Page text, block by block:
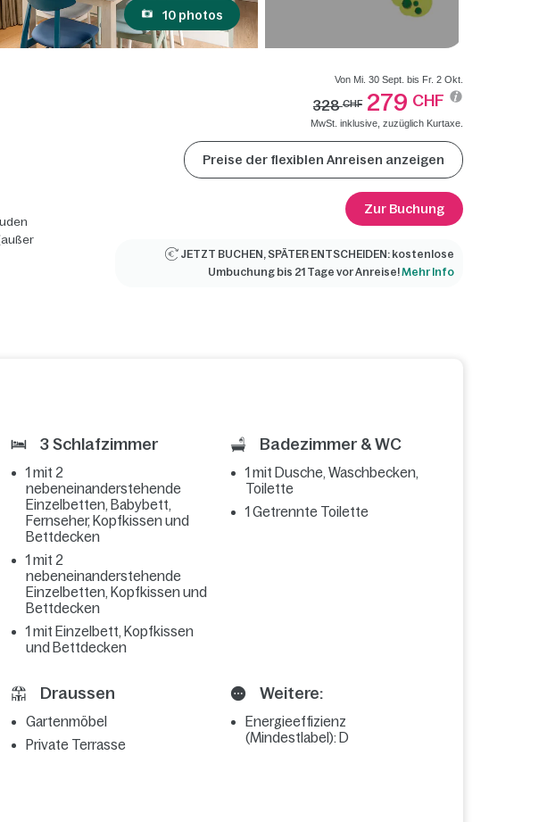
10 photos
Von Mi. 30 Sept. bis Fr. 2 Okt.
328CHF 279 CHF
MwSt. inklusive, zuzüglich Kurtaxe.
Preise der flexiblen Anreisen anzeigen
Zur Buchung
JETZT BUCHEN, SPÄTER ENTSCHEIDEN: kostenlose
Umbuchung bis 21 Tage vor Anreise!Mehr Info
3 Schlafzimmer
1 mit 2
nebeneinanderstehende
Einzelbetten, Babybett,
Fernseher, Kopfkissen und
Bettdecken
1 mit 2
nebeneinanderstehende
Einzelbetten, Kopfkissen und
Bettdecken
1 mit Einzelbett, Kopfkissen
und Bettdecken
Badezimmer & WC
1 mit Dusche, Waschbecken,
Toilette
1 Getrennte Toilette
Draussen
Gartenmöbel
Private Terrasse
Weitere:
Energieeffizienz
(Mindestlabel): D